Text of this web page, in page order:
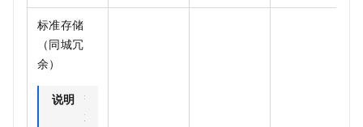
标准存储
（同城冗
余）
说明 暂
不